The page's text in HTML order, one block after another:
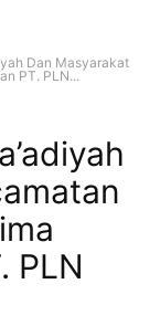
Dan Masyarakat
PT. PLN...
PLN